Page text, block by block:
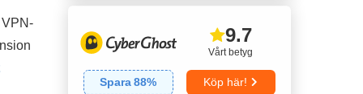
Vårt betyg
9.7
Spara 88% Köp här!